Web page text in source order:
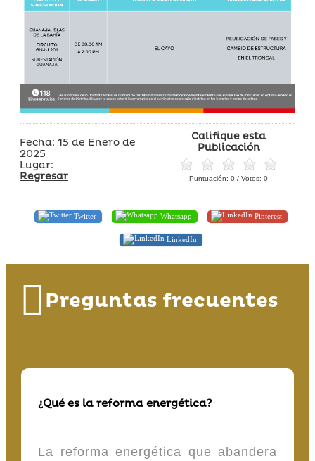
Fecha: 15 de Enero de
2025
Lugar:
Regresar
Califique esta
Publicación
Puntuación: 0 / Votos: 0
Twitter Whatsapp Pinterest
LinkedIn
Preguntas frecuentes
¿Qué es la reforma energética?
La reforma energética que abandera